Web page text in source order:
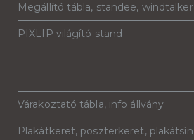
Megállító tábla, standee, windtalker
PIXLIP világító stand
Várakoztató tábla, info állvány
Plakátkeret, poszterkeret, plakátsín